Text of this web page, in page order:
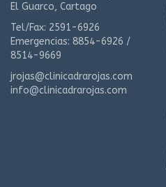
El Guarco, Cartago
Tel/Fax: 2591-6926
Emergencias: 8854-6926 /
8514-9669
jrojas@clinicadrarojas.com
info@clinicadrarojas.com